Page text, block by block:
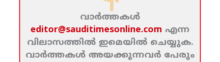
വാര്‍ത്തകള്‍
editor@sauditimesonline.com എന്ന
വിലാസത്തില്‍ ഇമെയില്‍ ചെയ്യുക.
വാര്‍ത്തകള്‍ അയക്കുന്നവര്‍ പേരും